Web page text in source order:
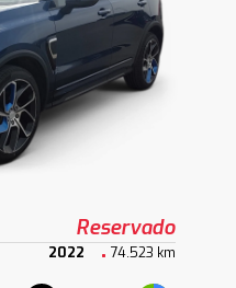
Reservado
2022 74.523 km